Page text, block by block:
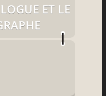
ET LE